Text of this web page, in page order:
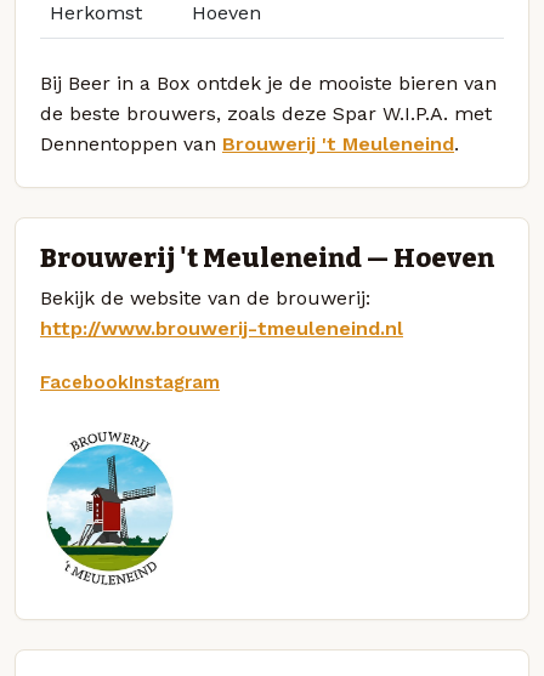
Herkomst Hoeven
Bij Beer in a Box ontdek je de mooiste bieren van
de beste brouwers, zoals deze Spar W.I.P.A. met
Dennentoppen van Brouwerij 't Meuleneind.
Brouwerij 't Meuleneind — Hoeven
Bekijk de website van de brouwerij:
http://www.brouwerij-tmeuleneind.nl
FacebookInstagram